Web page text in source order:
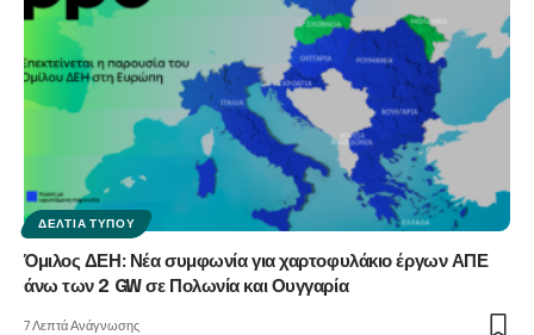
ΔΕΛΤΊΑ ΤΎΠΟΥ
Όμιλος ΔΕΗ: Νέα συμφωνία για χαρτοφυλάκιο έργων ΑΠΕ
άνω των 2 GW σε Πολωνία και Ουγγαρία
7 Λεπτά Ανάγνωσης